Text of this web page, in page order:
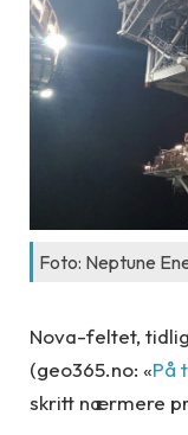
Foto: Neptune
Nova-feltet,
(geo365.no: «På
skritt nærmere